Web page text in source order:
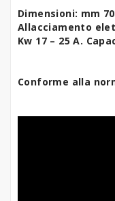
Dimensioni: mm
Allacciamento
Kw 17 – 25 A.
Conforme alla